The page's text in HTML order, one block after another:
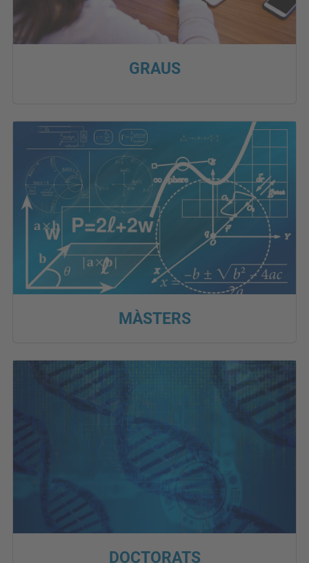
GRAUS
MÀSTERS
DOCTORATS